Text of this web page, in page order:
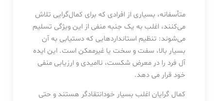
متأسفانه، بسیاری از افرادی که برای کمال‌گرایی تلاش
می‌کنند، اغلب به یک جنبه منفی از این ویژگی تسلیم
می‌شوند: تنظیم استانداردهایی که دستیابی به آن
بسیار بالا، سفت و سخت یا غیرممکن است. این ایده
آل فرد را در معرض شکست، ناامیدی و ارزیابی منفی
خود قرار می دهد.
کمال گرایان اغلب بسیار خودانتقادگر هستند و حتی